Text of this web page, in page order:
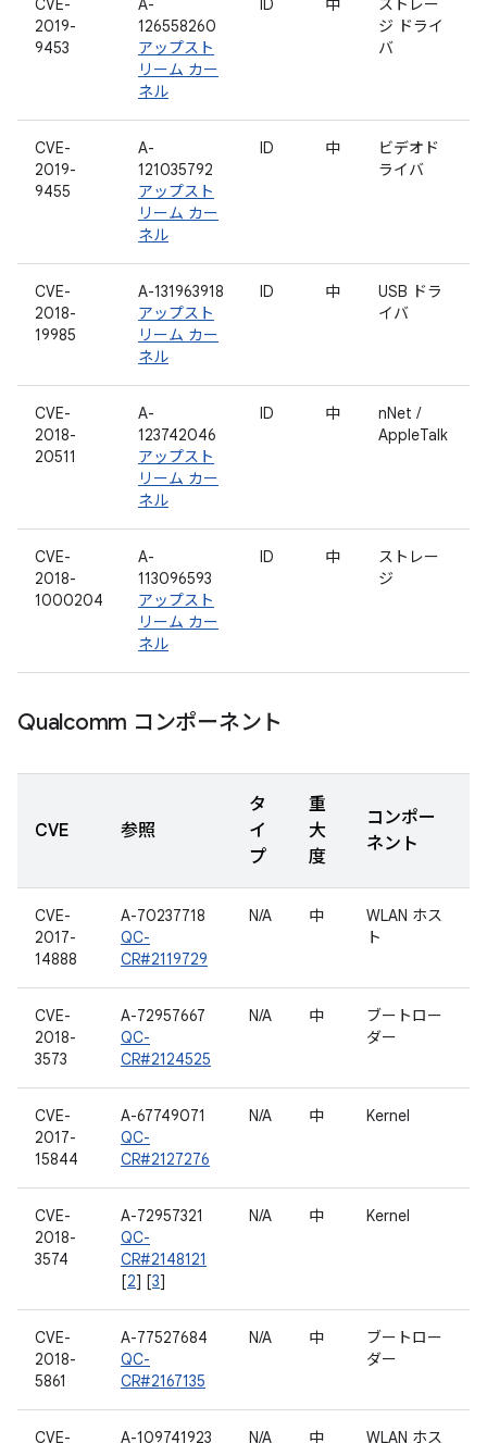
CVE-
2019-
9453
A-
126558260
アップスト
リーム カー
ネル
ID 中
ストレー
ジ ドライ
バ
CVE-
2019-
9455
A-
121035792
アップスト
リーム カー
ネル
ID 中
ビデオド
ライバ
CVE-
2018-
19985
A-131963918
アップスト
リーム カー
ネル
ID 中
USB ドラ
イバ
CVE-
2018-
20511
A-
123742046
アップスト
リーム カー
ネル
ID 中
nNet /
AppleTalk
CVE-
2018-
1000204
A-
113096593
アップスト
リーム カー
ネル
ID 中
ストレー
ジ
Qualcomm コンポーネント
CVE 参照
タ
イ
プ
重
大
度
コンポー
ネント
CVE-
2017-
14888
A-70237718
QC-
CR#2119729
N/A 中
WLAN ホス
ト
CVE-
2018-
3573
A-72957667
QC-
CR#2124525
N/A 中
ブートロー
ダー
CVE-
2017-
15844
A-67749071
QC-
CR#2127276
N/A 中 Kernel
CVE-
2018-
3574
A-72957321
QC-
CR#2148121
[2] [3]
N/A 中 Kernel
CVE-
2018-
5861
A-77527684
QC-
CR#2167135
N/A 中
ブートロー
ダー
CVE-
A-109741923
N/A 中
WLAN ホス